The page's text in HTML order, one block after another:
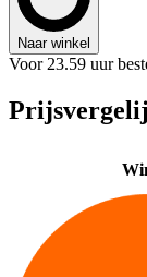
Naar winkel
Voor 23.59 uur